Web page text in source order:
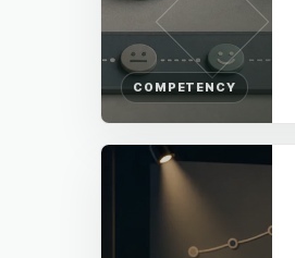
COMPETENCY